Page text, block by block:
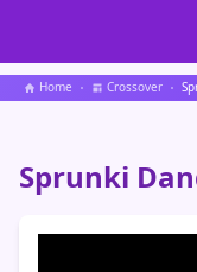
Home Crossover
Sprunki